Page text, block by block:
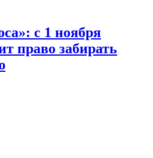
с 1 ноября
право забирать